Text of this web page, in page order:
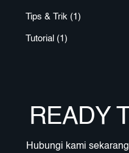
Tips & Trik (1)
Tutorial (1)
READY
Hubungi kami